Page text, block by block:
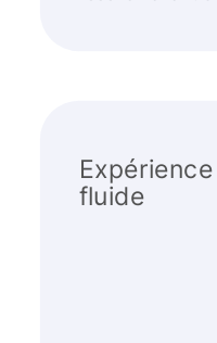
Expérience
fluide